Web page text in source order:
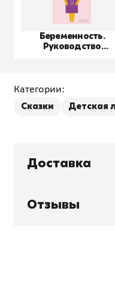
Беременность.
Руководство
Категории:
Сказки Детская
Доставка
Отзывы